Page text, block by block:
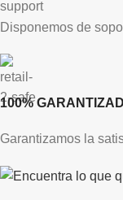
Disponemos de
100%
Garantizamos la